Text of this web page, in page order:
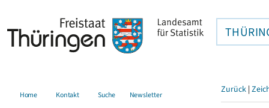
Home Kontakt Suche Newsletter Zurück |